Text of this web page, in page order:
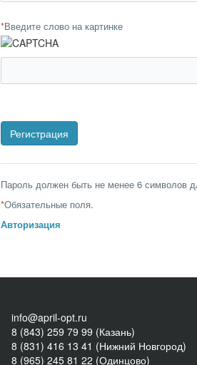
*Введите слово на картинке
Пароль должен быть не менее 6 символов
*Обязательные поля.
Авторизация
info@april-opt.ru
8 (843) 259 79 99 (Казань)
8 (831) 416 13 41 (Нижний Новгород)
8 (965) 245 81 22 (Одинцово)